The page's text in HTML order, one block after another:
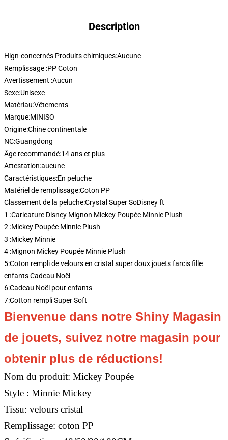
Description
Hign-concernés Produits chimiques:Aucune
Remplissage :PP Coton
Avertissement :Aucun
Sexe:Unisexe
Matériau:Vêtements
Marque:MINISO
Origine:Chine continentale
NC:Guangdong
Âge recommandé:14 ans et plus
Attestation:aucune
Caractéristiques:En peluche
Matériel de remplissage:Coton PP
Classement de la peluche:Crystal Super SoDisney ft
1 :Caricature Disney Mignon Mickey Poupée Minnie Plush
2 :Mickey Poupée Minnie Plush
3 :Mickey Minnie
4 :Mignon Mickey Poupée Minnie Plush
5:Coton rempli de velours en cristal super doux jouets farcis fille
enfants Cadeau Noël
6:Cadeau Noël pour enfants
7:Cotton rempli Super Soft
Bienvenue dans notre Shiny Magasin
de jouets, suivez notre magasin pour
obtenir plus de réductions!
Nom du produit: Mickey Poupée
Style : Minnie Mickey
Tissu: velours cristal
Remplissage: coton PP